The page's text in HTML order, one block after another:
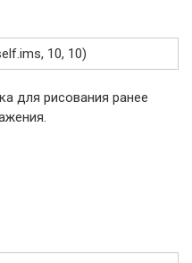
.ims, 10, 10)
для рисования ранее